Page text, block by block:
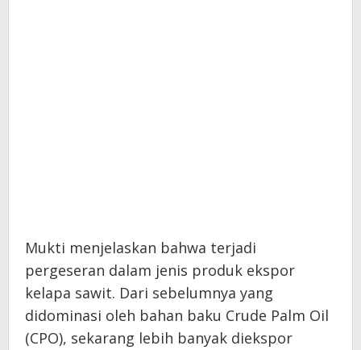
Mukti menjelaskan bahwa terjadi
pergeseran dalam jenis produk ekspor
kelapa sawit. Dari sebelumnya yang
didominasi oleh bahan baku Crude Palm Oil
(CPO), sekarang lebih banyak diekspor